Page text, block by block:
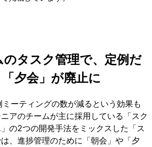
のタスク管理で、定例だ
夕会」が廃止に
ーティングの数が減るという効果も
アのチームが主に採用している「スク
の2つの開発手法をミックスした「ス
、進捗管理のために「朝会」や「夕